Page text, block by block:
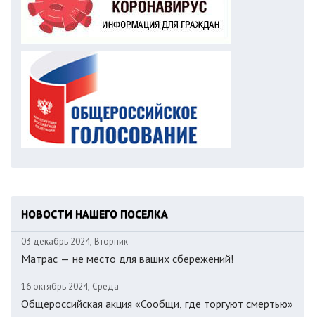
НОВОСТИ НАШЕГО ПОСЕЛКА
03 декабрь 2024, Вторник
Матрас — не место для ваших сбережений!
16 октябрь 2024, Среда
Общероссийская акция «Сообщи, где торгуют смертью»